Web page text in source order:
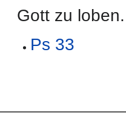
Gott zu loben.
Ps 33